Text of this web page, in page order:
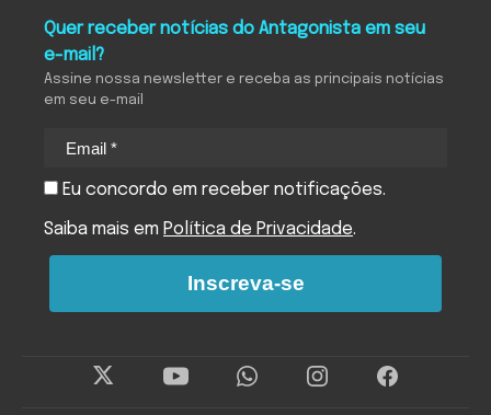
Quer receber notícias do Antagonista em seu
e-mail?
Assine nossa newsletter e receba as principais notícias
em seu e-mail
Eu concordo em receber notificações.
Saiba mais em Política de Privacidade.
Inscreva-se